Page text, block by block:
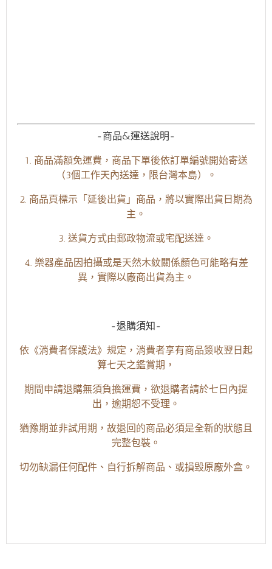
-商品&運送說明-
1. 商品滿額免運費，商品下單後依訂單編號開始寄送
（3個工作天內送達，限台灣本島）。
2. 商品頁標示「延後出貨」商品，將以實際出貨日期為
主。
3. 送貨方式由郵政物流或宅配送達。
4. 樂器產品因拍攝或是天然木紋關係顏色可能略有差
異，實際以廠商出貨為主。
-退購須知-
依《消費者保護法》規定，消費者享有商品簽收翌日起
算七天之鑑賞期，
期間申請退購無須負擔運費，欲退購者請於七日內提
出，逾期恕不受理。
猶豫期並非試用期，故退回的商品必須是全新的狀態且
完整包裝。
切勿缺漏任何配件、自行拆解商品、或損毀原廠外盒。